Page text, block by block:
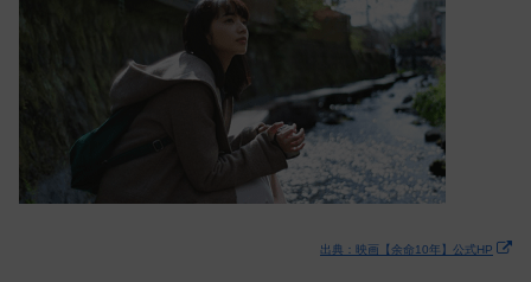
出典：映画【余命10年】公式HP